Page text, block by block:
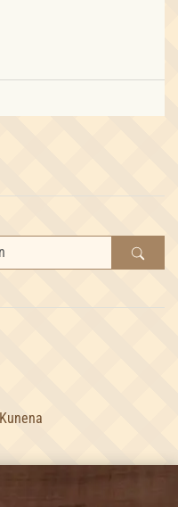
Kunena